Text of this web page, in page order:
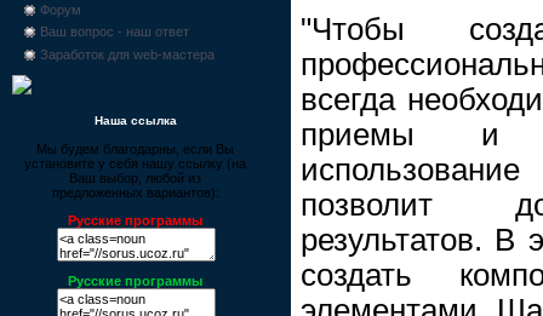
Форум
Ваш вопрос - наш ответ
Заработок для web-мастера
Наша ссылка
Мы будем благодарны, если Вы
установите у себя нашу ссылку (на
Ваш выбор, любой из
предложенных вариантов):
Русские программы
Русские программы
"Чтобы
всегда
приемы и
позволит
результатов. В
создать